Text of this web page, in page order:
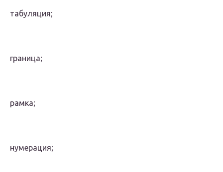
табуляция;
граница;
рамка;
нумерация;